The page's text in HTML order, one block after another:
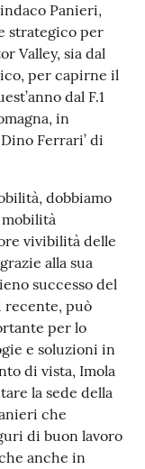
Panieri,
strategico per
Valley, sia dal
per capirne il
dal F.1
in
Ferrari’ di
dobbiamo
vivibilità delle
alla sua
successo del
recente, può
per lo
e soluzioni in
di vista, Imola
la sede della
che
di buon lavoro
anche in